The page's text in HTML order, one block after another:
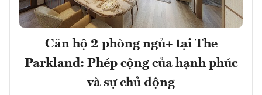
Căn hộ 2 phòng ngủ+ tại The
Parkland: Phép cộng của hạnh phúc
và sự chủ động